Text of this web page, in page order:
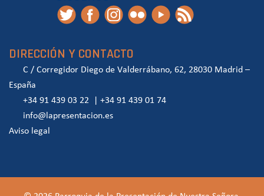
DIRECCIÓN Y CONTACTO
C / Corregidor Diego de Valderrábano, 62, 28030 Madrid –
España
+34 91 439 03 22
+34 91 439 01 74
info@lapresentacion.es
Aviso legal